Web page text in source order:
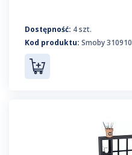
Dostępność: 4 szt.
Kod produktu: Smoby 310910